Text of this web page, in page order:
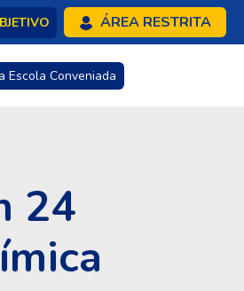
ÁREA RESTRITA
Escola Conveniada
24